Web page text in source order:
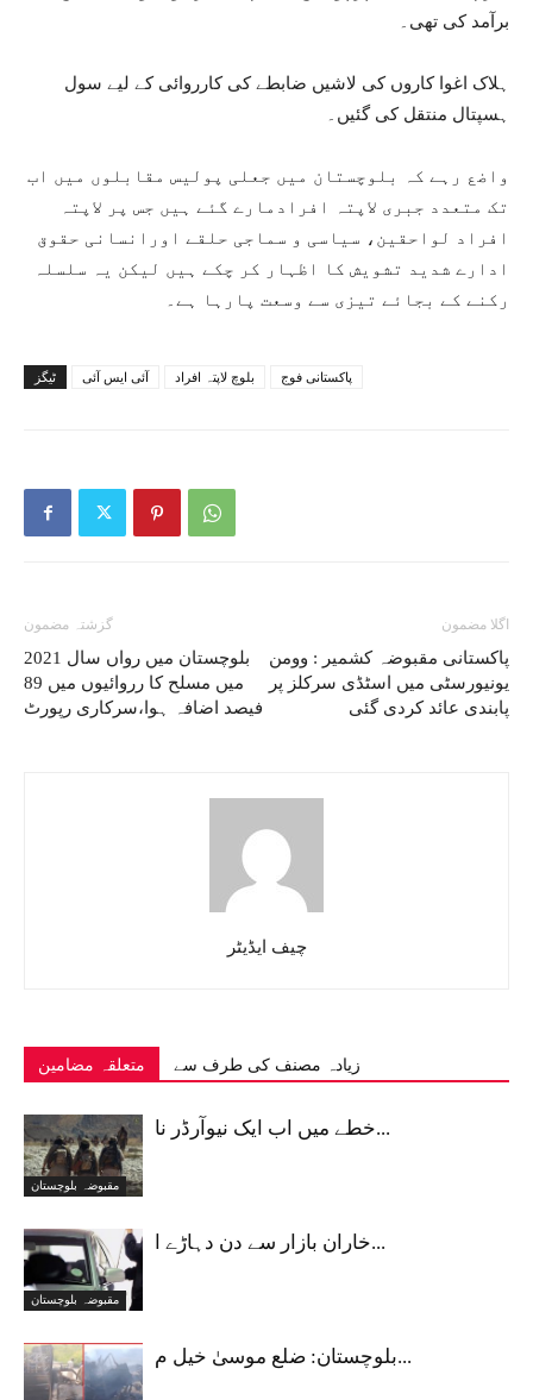
برآمد کی تھی۔
ہلاک اغوا کاروں کی لاشیں ضابطے کی کارروائی کے لیے سول
ہسپتال منتقل کی گئیں۔
واضع رہے کہ بلوچستان میں جعلی پولیس مقابلوں میں اب
تک متعدد جبری لاپتہ افرادمارے گئے ہیں جس پر لاپتہ
افراد لواحقین، سیاسی و سماجی حلقے اورانسانی حقوق
ادارے شدید تشویش کا اظہار کر چکے ہیں لیکن یہ سلسلہ
رکنے کے بجائے تیزی سے وسعت پارہا ہے۔
ٹیگز آئی ایس آئی بلوچ لاپتہ افراد پاکستانی فوج
گزشتہ مضمون
بلوچستان میں رواں سال 2021
میں مسلح کا رروائیوں میں 89
فیصد اضافہ ہوا،سرکاری رپورٹ
اگلا مضمون
پاکستانی مقبوضہ کشمیر : وومن
یونیورسٹی میں اسٹڈی سرکلز پر
پابندی عائد کردی گئی
چیف ایڈیٹر
متعلقہ مضامین زیادہ مصنف کی طرف سے
مقبوضہ بلوچستان
خطے میں اب ایک نیوآرڈر نا...
مقبوضہ بلوچستان
خاران بازار سے دن دہاڑے ا...
بلوچستان: ضلع موسیٰ خیل م...